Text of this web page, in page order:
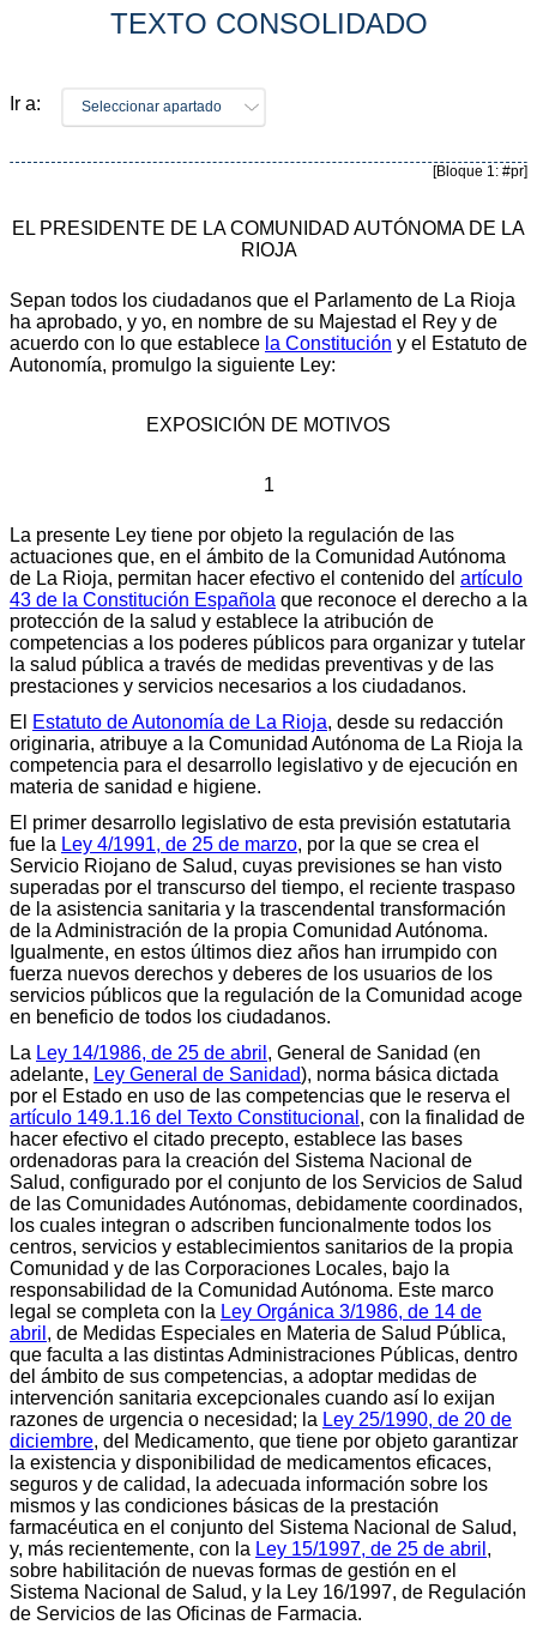
TEXTO CONSOLIDADO
Ir a: Seleccionar apartado
[Bloque 1: #pr]
EL PRESIDENTE DE LA COMUNIDAD AUTÓNOMA DE LA
RIOJA
Sepan todos los ciudadanos que el Parlamento de La Rioja
ha aprobado, y yo, en nombre de su Majestad el Rey y de
acuerdo con lo que establece la Constitución y el Estatuto de
Autonomía, promulgo la siguiente Ley:
EXPOSICIÓN DE MOTIVOS
1
La presente Ley tiene por objeto la regulación de las
actuaciones que, en el ámbito de la Comunidad Autónoma
de La Rioja, permitan hacer efectivo el contenido del artículo
43 de la Constitución Española que reconoce el derecho a la
protección de la salud y establece la atribución de
competencias a los poderes públicos para organizar y tutelar
la salud pública a través de medidas preventivas y de las
prestaciones y servicios necesarios a los ciudadanos.
El
Estatuto de Autonomía de La Rioja, desde su redacción
originaria, atribuye a la Comunidad Autónoma de La Rioja la
competencia para el desarrollo legislativo y de ejecución en
materia de sanidad e higiene.
El primer desarrollo legislativo de esta previsión estatutaria
fue la Ley 4/1991, de 25 de marzo, por la que se crea el
Servicio Riojano de Salud, cuyas previsiones se han visto
superadas por el transcurso del tiempo, el reciente traspaso
de la asistencia sanitaria y la trascendental transformación
de la Administración de la propia Comunidad Autónoma.
Igualmente, en estos últimos diez años han irrumpido con
fuerza nuevos derechos y deberes de los usuarios de los
servicios públicos que la regulación de la Comunidad acoge
en beneficio de todos los ciudadanos.
La Ley 14/1986, de 25 de abril , General de Sanidad (en
adelante, Ley General de Sanidad), norma básica dictada
por el Estado en uso de las competencias que le reserva el
artículo 149.1.16 del Texto Constitucional , con la finalidad de
hacer efectivo el citado precepto, establece las bases
ordenadoras para la creación del Sistema Nacional de
Salud, configurado por el conjunto de los Servicios de Salud
de las Comunidades Autónomas, debidamente coordinados,
los cuales integran o adscriben funcionalmente todos los
centros, servicios y establecimientos sanitarios de la propia
Comunidad y de las Corporaciones Locales, bajo la
responsabilidad de la Comunidad Autónoma. Este marco
legal se completa con la Ley Orgánica 3/1986, de 14 de
abril , de Medidas Especiales en Materia de Salud Pública,
que faculta a las distintas Administraciones Públicas, dentro
del ámbito de sus competencias, a adoptar medidas de
intervención sanitaria excepcionales cuando así lo exijan
razones de urgencia o necesidad; la Ley 25/1990, de 20 de
diciembre, del Medicamento, que tiene por objeto garantizar
la existencia y disponibilidad de medicamentos eficaces,
seguros y de calidad, la adecuada información sobre los
mismos y las condiciones básicas de la prestación
farmacéutica en el conjunto del Sistema Nacional de Salud,
y, más recientemente, con la Ley 15/1997, de 25 de abril ,
sobre habilitación de nuevas formas de gestión en el
Sistema Nacional de Salud, y la Ley 16/1997, de Regulación
de Servicios de las Oficinas de Farmacia.